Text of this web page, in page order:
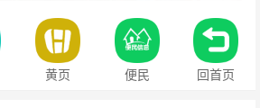
黄页 便民 回首页